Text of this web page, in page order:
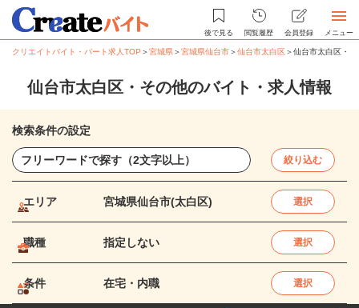
後で見る 閲覧履歴 会員登録 メニュー
クリエイトバイト・パート求人TOP ＞宮城県＞宮城県仙台市＞仙台市太白区＞仙台市太白区・
仙台市太白区・その他のバイト・求人情報
検索条件の設定
絞り込む
エリア 宮城県仙台市(太白区) 選択
職種 指定しない 選択
条件 在宅・内職 選択